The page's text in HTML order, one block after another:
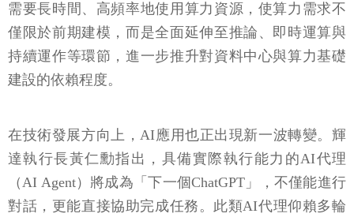
需要長時間、高頻率地使用算力資源，使算力需求不
僅限於前期建模，而是全面延伸至推論、即時運算與
持續運作等環節，進一步推升對資料中心與算力基礎
建設的依賴程度。
在技術發展方向上，AI應用也正出現新一波轉變。輝
達執行長黃仁勳指出，具備實際執行能力的AI代理
（AI Agent）將成為「下一個ChatGPT」，不僅能進行
對話，更能直接協助完成任務。此類AI代理仰賴多輪